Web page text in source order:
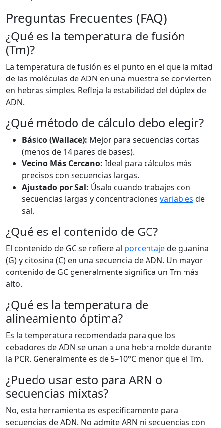
Preguntas Frecuentes (FAQ)
¿Qué es la temperatura de fusión
(Tm)?
La temperatura de fusión es el punto en el que la mitad
de las moléculas de ADN en una muestra se convierten
en hebras simples. Refleja la estabilidad del dúplex de
ADN.
¿Qué método de cálculo debo elegir?
Básico (Wallace): Mejor para secuencias cortas
(menos de 14 pares de bases).
Vecino Más Cercano: Ideal para cálculos más
precisos con secuencias largas.
Ajustado por Sal: Úsalo cuando trabajes con
secuencias largas y concentraciones variables de
sal.
¿Qué es el contenido de GC?
El contenido de GC se refiere al porcentajede guanina
(G) y citosina (C) en una secuencia de ADN. Un mayor
contenido de GC generalmente significa un Tm más
alto.
¿Qué es la temperatura de
alineamiento óptima?
Es la temperatura recomendada para que los
cebadores de ADN se unan a una hebra molde durante
la PCR. Generalmente es de 5–10°C menor que el Tm.
¿Puedo usar esto para ARN o
secuencias mixtas?
No, esta herramienta es específicamente para
secuencias de ADN. No admite ARN ni secuencias con